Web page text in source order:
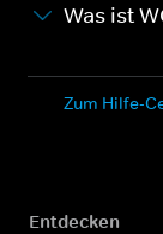
Was ist
Zum Hilfe-
Entdecken